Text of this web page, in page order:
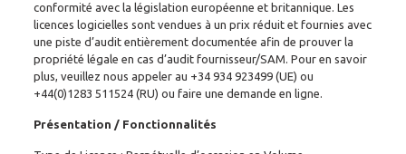
conformité avec la législation européenne et britannique. Les
licences logicielles sont vendues à un prix réduit et fournies avec
une piste d’audit entièrement documentée afin de prouver la
propriété légale en cas d’audit fournisseur/SAM. Pour en savoir
plus, veuillez nous appeler au +34 934 923499(UE) ou
+44(0)1283 511524(RU) ou faire une demande en ligne.
Présentation / Fonctionnalités